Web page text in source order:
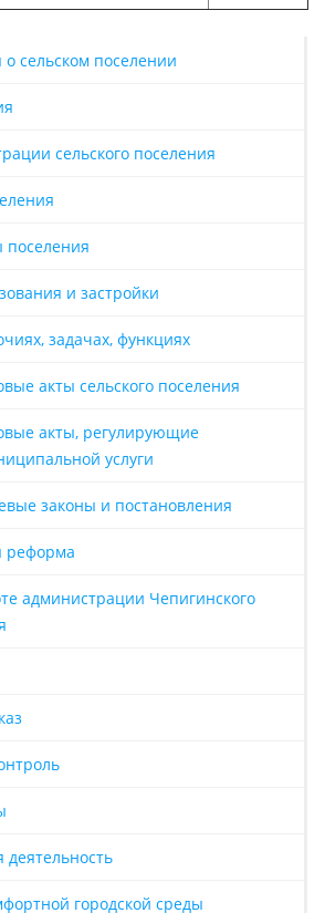
сельском поселении
сельского поселения
и застройки
задачах, функциях
акты сельского поселения
акты, регулирующие
услуги
законы и постановления
реформа
администрации Чепигинского
деятельность
городской среды